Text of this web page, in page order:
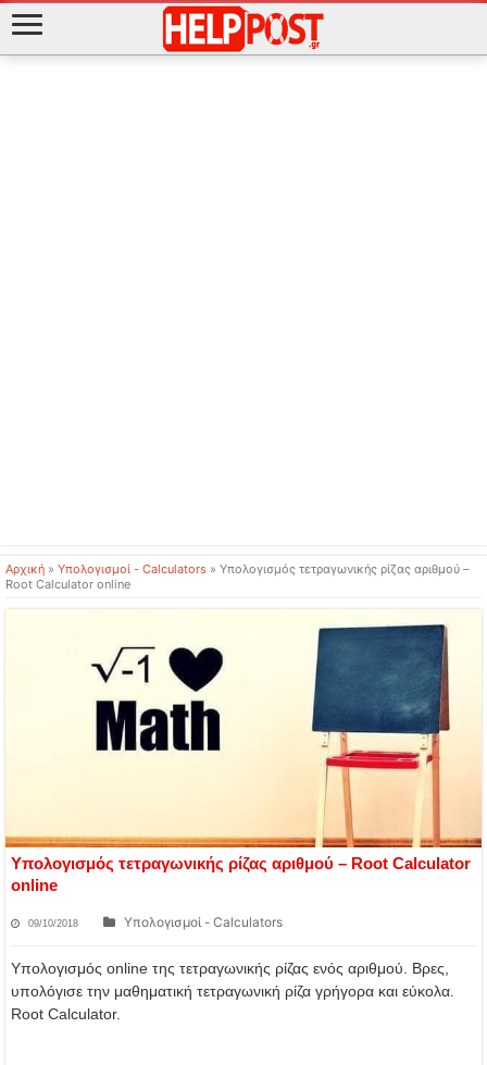
Αρχική » Υπολογισμοί - Calculators » Υπολογισμός τετραγωνικής ρίζας αριθμού –
Root Calculator online
Υπολογισμός τετραγωνικής ρίζας αριθμού – Root Calculator
online
09/10/2018 Υπολογισμοί - Calculators
Υπολογισμός online της τετραγωνικής ρίζας ενός αριθμού. Βρες,
υπολόγισε την μαθηματική τετραγωνική ρίζα γρήγορα και εύκολα.
Root Calculator.